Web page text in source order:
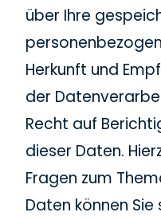
über Ihre
Herkunft und
der
Recht auf
dieser Daten.
Fragen zum
Daten können